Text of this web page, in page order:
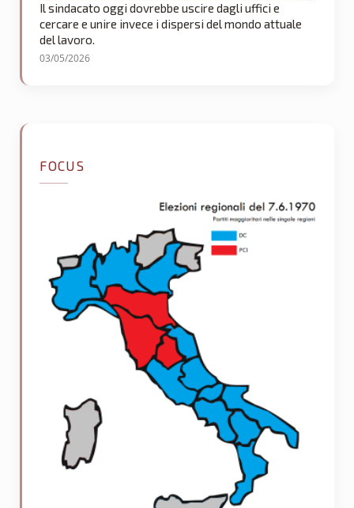
Il sindacato oggi dovrebbe uscire dagli uffici e
cercare e unire invece i dispersi del mondo attuale
del lavoro.
03/05/2026
FOCUS